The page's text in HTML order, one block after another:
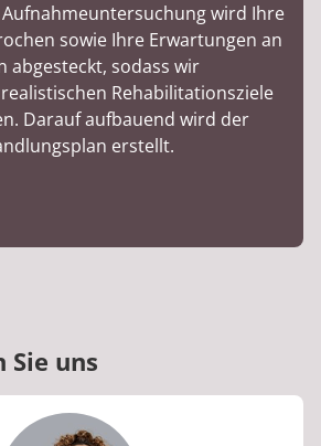
wird Ihre
sowie Ihre Erwartungen an
abgesteckt, sodass wir
Rehabilitationsziele
Darauf aufbauend wird der
erstellt.
uns